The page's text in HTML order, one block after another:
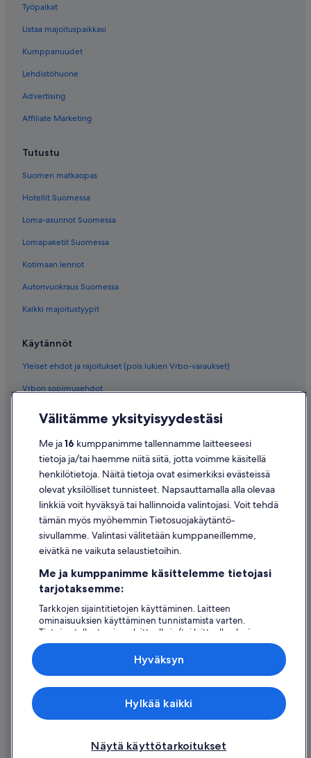
Työpaikat
Listaa majoituspaikkasi
Kumppanuudet
Lehdistöhuone
Advertising
Affiliate Marketing
Tutustu
Suomen matkaopas
Hotellit Suomessa
Loma-asunnot Suomessa
Lomapaketit Suomessa
Kotimaan lennot
Autonvuokraus Suomessa
Kaikki majoitustyypit
Käytännöt
Yleiset ehdot ja rajoitukset (pois lukien Vrbo-varaukset)
Vrbon sopimusehdot
Evästeet
Käyttöehdot
Oikeudelliset tiedot / ota meihin yhteyttä
Sisältövaatimukset ja ilmoituksen tekeminen sisällöstä
Tuki
Ota yhteyttä
Hyvityksen hakeminen ja aikarajat
Varaa lento lentoyhtiön hyvityskupongeilla
Kansainväliset matka-asiakirjat
© 2026 Expedia, Inc., Expedia Groupin yritys. Kaikki oikeudet
pidätetään. Expedia ja Expedia-logo ovat Expedia, Inc.:n tavaramerkkejä
Välitämme yksityisyydestäsi
Me ja16 kumppanimme tallennamme laitteeseesi
tietoja ja/tai haemme niitä siitä, jotta voimme käsitellä
henkilötietoja. Näitä tietoja ovat esimerkiksi evästeissä
olevat yksilölliset tunnisteet. Napsauttamalla alla olevaa
linkkiä voit hyväksyä tai hallinnoida valintojasi. Voit tehdä
tämän myös myöhemmin Tietosuojakäytäntö-
sivullamme. Valintasi välitetään kumppaneillemme,
eivätkä ne vaikuta selaustietoihin.
Me ja kumppanimme käsittelemme tietojasi
tarjotaksemme:
Tarkkojen sijaintitietojen käyttäminen. Laitteen
ominaisuuksien käyttäminen tunnistamista varten.
Tietojen tallentaminen laitteelle ja/tai laitteella olevien
tietojen käyttö. Kohdennettu mainonta ja personoitu
sisältö, mainonnan ja sisällön mittaus, yleisötutkimus ja
Näytä käyttötarkoitukset
Hylkää kaikki
Hyväksyn